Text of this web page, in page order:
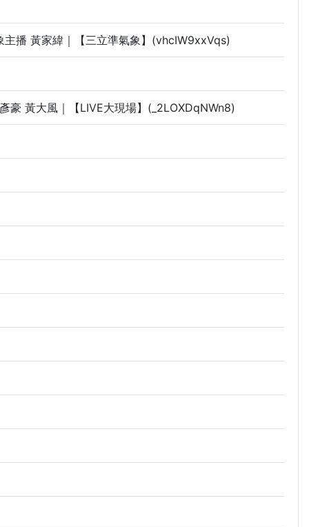
播 黃家緯｜【三立準氣象】(vhcIW9xxVqs)
豪 黃大風｜【LIVE大現場】(_2LOXDqNWn8)